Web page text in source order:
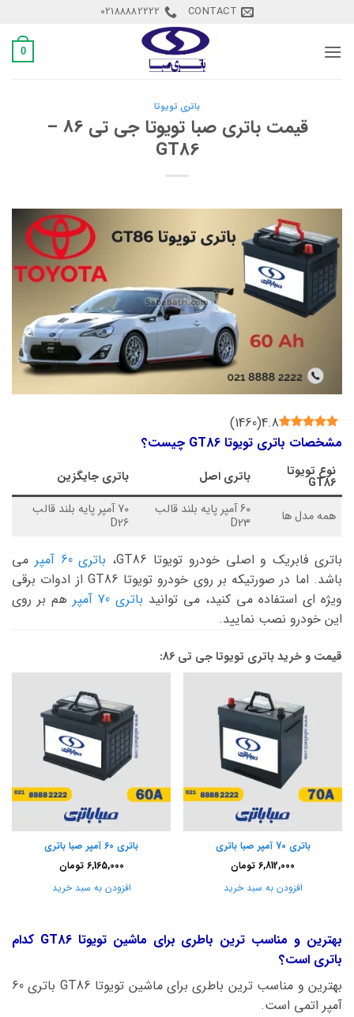
content
CONTACT
02188882222
0
باتری تویوتا
قیمت باتری صبا تویوتا جی تی 86 –
GT86
4.8
(
1460
)
مشخصات باتری تویوتا GT86 چیست؟
نوع تویوتا
GT86 باتری اصل باتری جایگزین
همه مدل ها 60 آمپر پایه بلند قالب
D23
70 آمپر پایه بلند قالب
D26
باتری فابریک و اصلی خودرو تویوتا GT86، باتری 60 آمپر
می
باشد. اما در صورتیکه بر روی خودرو تویوتا GT86 از ادوات برقی
ویژه ای استفاده می کنید، می توانید باتری 70 آمپر
هم بر روی
این خودرو نصب نمایید.
قیمت و خرید باتری تویوتا جی تی 86:
باتری 70 آمپر صبا باتری
6,812,000 تومان
افزودن به سبد خرید
باتری 60 آمپر صبا باتری
6,165,000 تومان
افزودن به سبد خرید
بهترین و مناسب ترین باطری برای ماشین تویوتا GT86 کدام
باتری است؟
بهترین و مناسب ترین باطری برای ماشین تویوتا GT86 باتری 60
آمپر اتمی است.